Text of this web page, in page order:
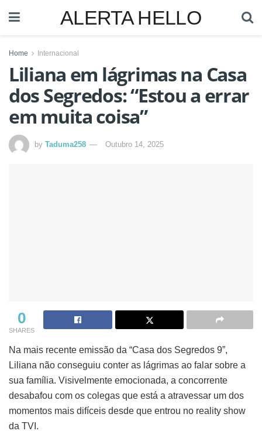
ALERTA HELLO
Home Internacional
Liliana em lágrimas na Casa
dos Segredos: “Estou a errar
em muita coisa”
by Taduma258 Outubro 14, 2025
0
SHARES
Na mais recente emissão da “Casa dos Segredos 9”,
Liliana não conseguiu conter as lágrimas ao falar sobre a
sua família. Visivelmente emocionada, a concorrente
desabafou com os colegas que está a atravessar um dos
momentos mais difíceis desde que entrou no reality show
da TVI.